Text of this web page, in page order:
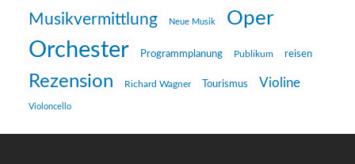
Musikvermittlung Neue Musik Oper
Orchester Programmplanung Publikum reisen
Rezension Richard Wagner Tourismus Violine
Violoncello